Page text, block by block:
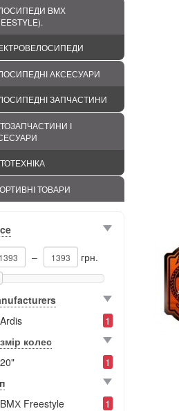
BMХ
АКСЕСУАРИ
ЗАПЧАСТИНИ
І
ТОВАРИ
–
грн.
Ardis
1
колес
20"
1
BMХ Freestyle
1